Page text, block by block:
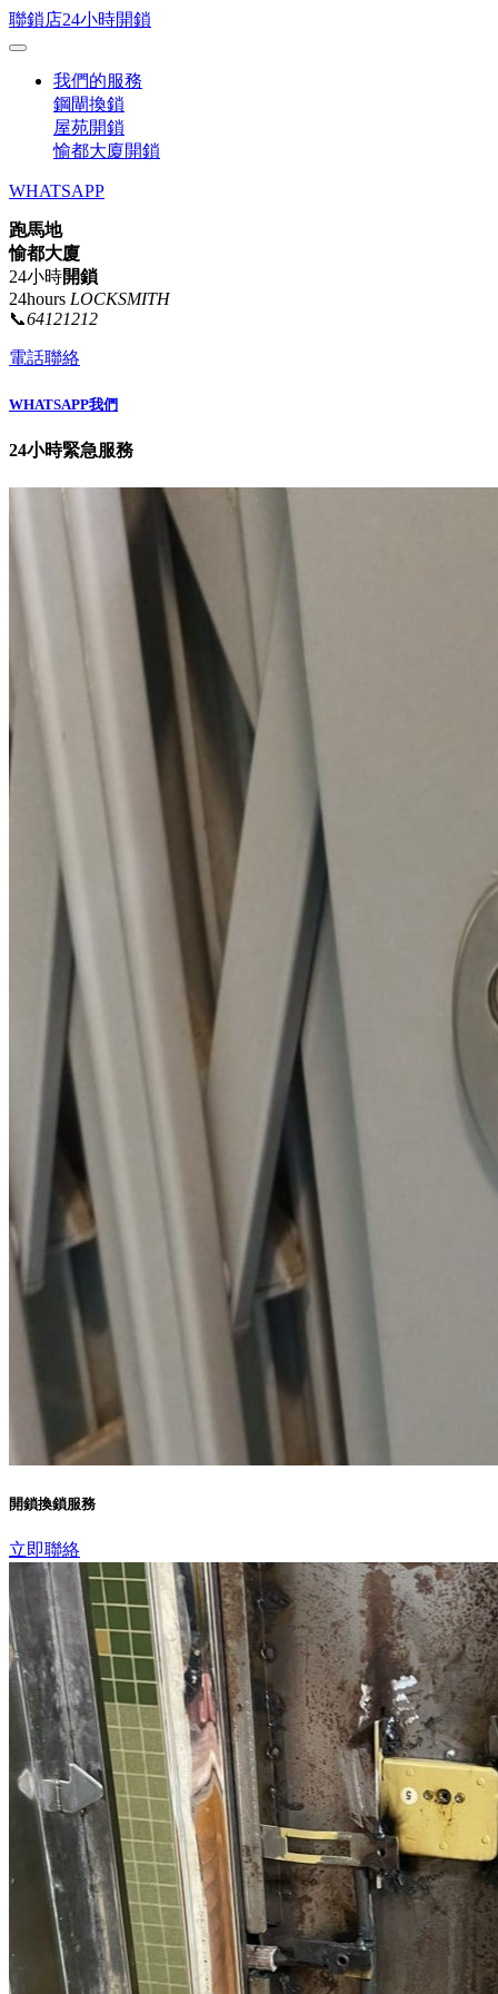
聯鎖店24小時開鎖
我們的服務
鋼閘換鎖
屋苑開鎖
愉都大廈開鎖
WHATSAPP
跑馬地
愉都大廈
24小時開鎖
24hours LOCKSMITH
📞64121212
電話聯絡
WHATSAPP我們
24小時緊急服務
開鎖換鎖服務
立即聯絡